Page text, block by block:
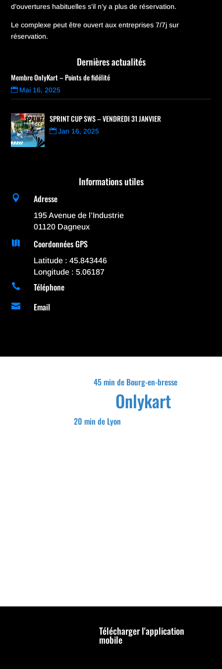
d’ouvertures habituelles s’il n’y a plus de réservation.
Le complexe peut être ouvert aux entreprises 7/7j sur
réservation.
Dernières actualités
Membre OnlyKart – Points de fidélité
Mai 16, 2025
SPRINT CUP SWS – VENDREDI 31 JANVIER
Jan 16, 2025
Informations utiles
 Adresse
195 Avenue de l’Industrie
01120 Dagneux
 Coordonnées GPS
Latitude : 45.843446
Longitude : 5.06187
 Téléphone
 Email
20 min de Lyon
Onlykart
45 min de Bourg-en-bresse
Télécharger l'application
mobile